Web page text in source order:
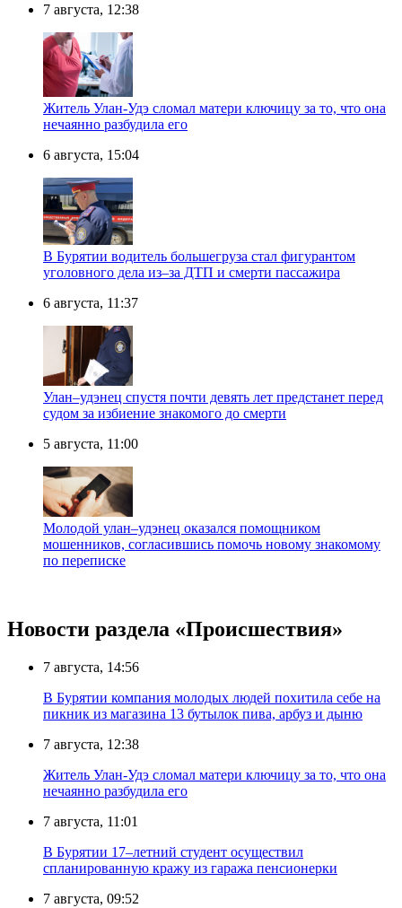
7 августа, 12:38
Житель Улан-Удэ сломал матери ключицу за то, что она
нечаянно разбудила его
6 августа, 15:04
В Бурятии водитель большегруза стал фигурантом
уголовного дела из–за ДТП и смерти пассажира
6 августа, 11:37
Улан–удэнец спустя почти девять лет предстанет перед
судом за избиение знакомого до смерти
5 августа, 11:00
Молодой улан–удэнец оказался помощником
мошенников, согласившись помочь новому знакомому
по переписке
Новости раздела «Происшествия»
7 августа, 14:56
В Бурятии компания молодых людей похитила себе на
пикник из магазина 13 бутылок пива, арбуз и дыню
7 августа, 12:38
Житель Улан-Удэ сломал матери ключицу за то, что она
нечаянно разбудила его
7 августа, 11:01
В Бурятии 17–летний студент осуществил
спланированную кражу из гаража пенсионерки
7 августа, 09:52